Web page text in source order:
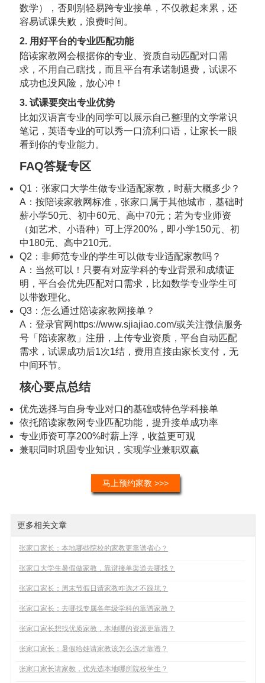
数学），否则别轻易跨专业接单，不仅教起来累，还
容易试课失败，浪费时间。
2. 用好平台的专业匹配功能
陪读家教网会根据你的专业、资质自动匹配对口需
求，不用自己瞎找，而且平台有承诺制退费，试课不
成功也没风险，放心冲！
3. 试课要突出专业优势
比如汉语言专业的同学可以展示自己整理的文学常识
笔记，英语专业的可以秀一口流利口语，让家长一眼
看到你的专业能力。
FAQ答疑专区
Q1：张家口大学生做专业适配家教，时薪大概多少？
A：按陪读家教网标准，张家口属于其他城市，基础时
薪小学50元、初中60元、高中70元；若为专业师资
（如艺术、小语种）可上浮200%，即小学150元、初
中180元、高中210元。
Q2：非师范专业的学生可以做专业适配家教吗？
A：当然可以！只要有对应学科的专业背景和成绩证
明，平台会优先匹配对口需求，比如数学专业学生可
以带数理化。
Q3：怎么通过陪读家教网接单？
A：登录官网 https://www.sjiajiao.com/或关注微信服务
号「陪读家教」注册，上传专业资质，平台自动匹配
需求，试课成功后1次1结，费用直接由家长支付，无
中间环节。
核心要点总结
优先选择与自身专业对口的基础或特色学科接单
依托陪读家教网专业匹配功能，提升接单成功率
专业师资可享200%时薪上浮，收益更可观
兼职同时巩固专业知识，实现学业兼职双赢
马上预约家教 >>>
更多相关文章
张家口家长：本地哪些院校的家教更靠谱省心？
张家口大学生暑假做家教，靠谱接单渠道去哪找？
张家口家长：周末节假日请家教咋选才不踩坑？
张家口家长：去哪找专属各年级学科的靠谱家教？
张家口家长想找优质家教，本地哪的资源更靠谱？
张家口家长：暑假给娃请家教该怎么选才靠谱？
张家口家长请家教，优先选本地哪所院校学生？